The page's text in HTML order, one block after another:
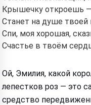
Крышечку откроешь
Станет на душе твоей
Спи, моя хорошая,
Счастье в твоём
Ой, Эмилия, какой
лепестков роз — это
средство